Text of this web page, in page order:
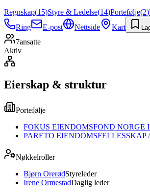
Regnskap(15)Styre & Ledelse(14)Portefølje(2)
Ring
E-post Nettside Kart
7ansatte
Aktiv
Eierskap & struktur
Portefølje
FOKUS EIENDOMSFOND NORGE I
PARETO EIENDOMSFELLESSKAP
Nøkkelroller
Bjørn OrerødStyreleder
Irene OrmestadDaglig leder